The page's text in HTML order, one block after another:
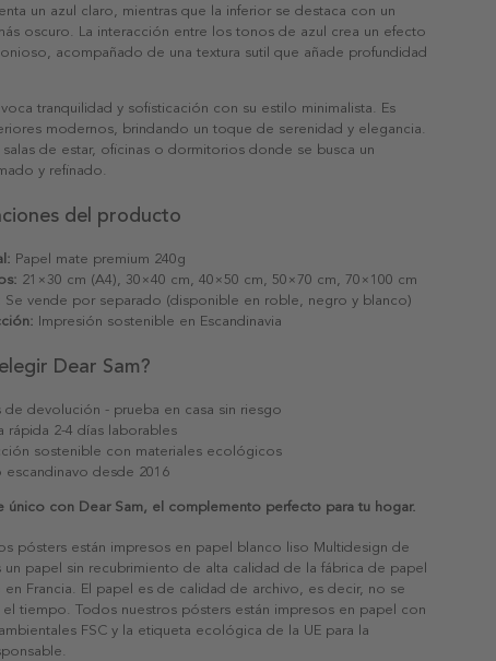
un azul claro, mientras que la inferior se destaca con un
oscuro. La interacción entre los tonos de azul crea un efecto
acompañado de una textura sutil que añade profundidad
tranquilidad y sofisticación con su estilo minimalista. Es
modernos, brindando un toque de serenidad y elegancia.
salas de estar, oficinas o dormitorios donde se busca un
y refinado.
del producto
Papel mate premium 240g
21×30 cm (A4), 30×40 cm, 40×50 cm, 50×70 cm, 70×100 cm
Se vende por separado (disponible en roble, negro y blanco)
Impresión sostenible en Escandinavia
Dear Sam?
de devolución - prueba en casa sin riesgo
rápida 2-4 días laborables
sostenible con materiales ecológicos
escandinavo desde 2016
único con Dear Sam, el complemento perfecto para tu hogar.
pósters están impresos en papel blanco liso Multidesign de
un papel sin recubrimiento de alta calidad de la fábrica de papel
en Francia. El papel es de calidad de archivo, es decir, no se
el tiempo. Todos nuestros pósters están impresos en papel con
FSC y la etiqueta ecológica de la UE para la